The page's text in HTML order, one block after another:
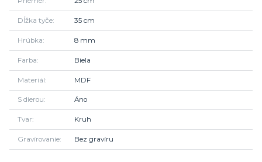
Dĺžka tyče 35 cm
Hrúbka 8 mm
Farba Biela
Materiál MDF
S dierou Áno
Tvar Kruh
Gravírovanie Bez gravíru